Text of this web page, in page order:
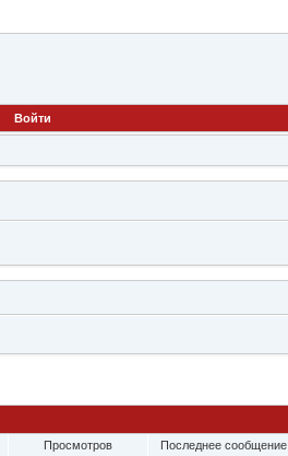
Войти
Просмотров Последнее сообщение